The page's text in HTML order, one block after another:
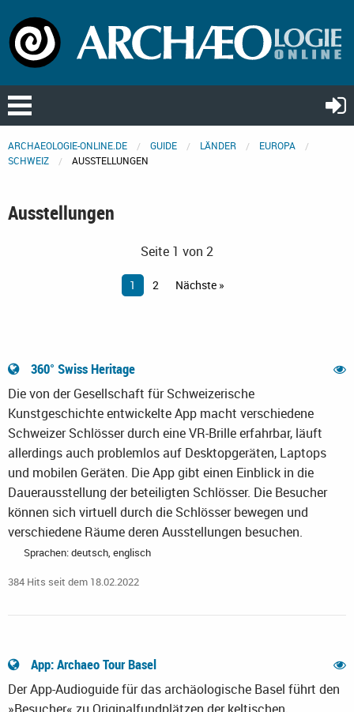
ARCHAEOLOGIE-ONLINE.DE GUIDE LÄNDER
EUROPA
SCHWEIZ
AUSSTELLUNGEN
Ausstellungen
Seite 1 von 2
1 2 Nächste »
360° Swiss Heritage
Die von der Gesellschaft für Schweizerische
Kunstgeschichte entwickelte App macht verschiedene
Schweizer Schlösser durch eine VR-Brille erfahrbar, läuft
allerdings auch problemlos auf Desktopgeräten, Laptops
und mobilen Geräten. Die App gibt einen Einblick in die
Dauerausstellung der beteiligten Schlösser. Die Besucher
können sich virtuell durch die Schlösser bewegen und
verschiedene Räume deren Ausstellungen besuchen.
Sprachen: deutsch, englisch
384 Hits seit dem 18.02.2022
App: Archaeo Tour Basel
Der App-Audioguide für das archäologische Basel führt den